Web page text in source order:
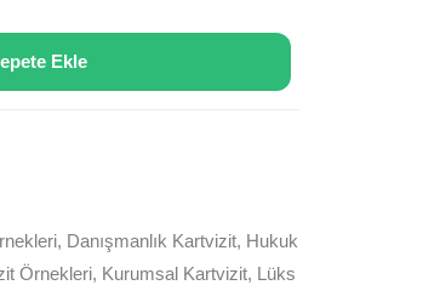
Ekle
, Danışmanlık Kartvizit, Hukuk
Örnekleri, Kurumsal Kartvizit, Lüks